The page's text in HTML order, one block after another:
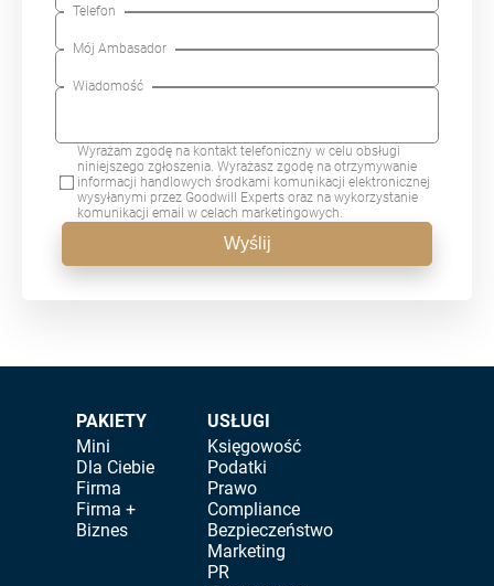
Telefon
Mój Ambasador
Wiadomość
Wyrażam zgodę na kontakt telefoniczny w celu obsługi
niniejszego zgłoszenia. Wyrażasz zgodę na otrzymywanie
informacji handlowych środkami komunikacji elektronicznej
wysyłanymi przez Goodwill Experts oraz na wykorzystanie
komunikacji email w celach marketingowych.
Wyślij
PAKIETY
Mini
Dla Ciebie
Firma
Firma +
Biznes
USŁUGI
Księgowość
Podatki
Prawo
Compliance
Bezpieczeństwo
Marketing
PR